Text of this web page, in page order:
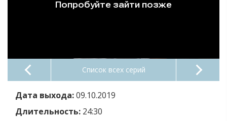
Список всех серий
Дата выхода:09.10.2019
Длительность: 24:30